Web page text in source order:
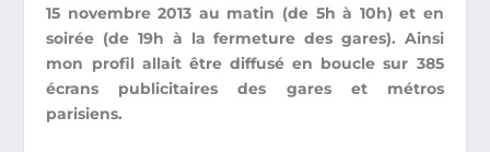
15 novembre 2013 au matin (de 5h à 10h) et en
soirée (de 19h à la fermeture des gares). Ainsi
mon profil allait être diffusé en boucle sur 385
écrans publicitaires des gares et métros
parisiens.